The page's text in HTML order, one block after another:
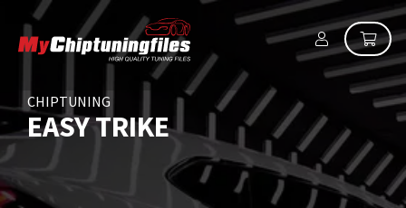
CHIPTUNING
EASY TRIKE